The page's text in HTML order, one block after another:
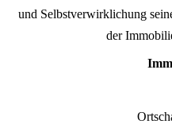
und Selbstverwirklichung
der